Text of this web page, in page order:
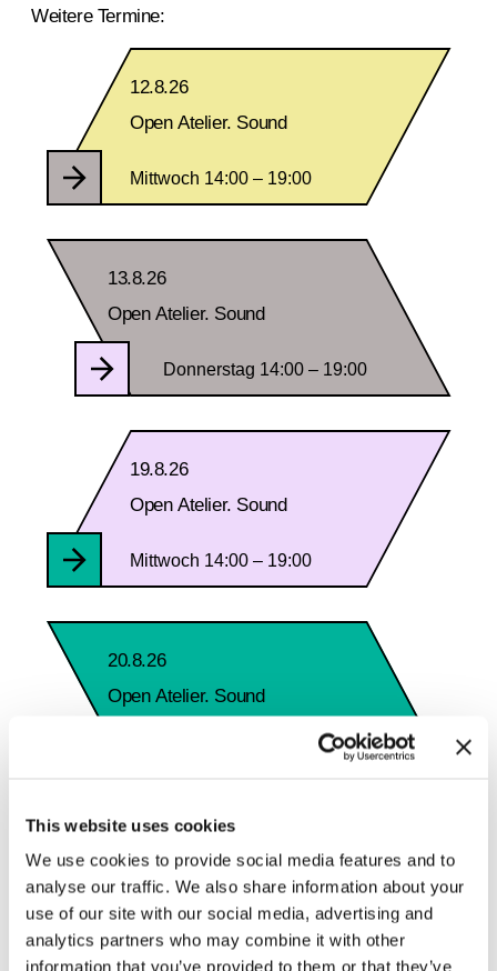
This website uses cookies
We use cookies to provide social media features and to
analyse our traffic. We also share information about your
use of our site with our social media, advertising and
analytics partners who may combine it with other
information that you’ve provided to them or that they’ve
Weitere Termine:
12.8.26
Open Atelier. Sound
Mittwoch 14:00 – 19:00
13.8.26
Open Atelier. Sound
Donnerstag 14:00 – 19:00
19.8.26
Open Atelier. Sound
Mittwoch 14:00 – 19:00
20.8.26
Open Atelier. Sound
Donnerstag 14:00 – 19:00
Zum Kalender